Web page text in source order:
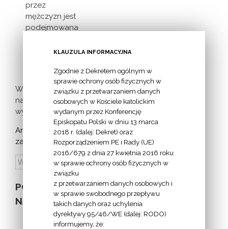
przez
mężczyzn jest
podejmowana
milczącej [...]
Więcej
nadchodzących
wydarzeń >
Archiwum
zapowiedzi:
POZOSTAŁE
NA STRONIE
KLAUZULA INFORMACYJNA
Zgodnie z Dekretem ogólnym w
sprawie ochrony osób fizycznych w
związku z przetwarzaniem danych
osobowych w Kościele katolickim
wydanym przez Konferencję
Episkopatu Polski w dniu 13 marca
2018 r. (dalej: Dekret) oraz
Rozporządzeniem PE i Rady (UE)
2016/679 z dnia 27 kwietnia 2016 roku
w sprawie ochrony osób fizycznych w
związku
z przetwarzaniem danych osobowych i
w sprawie swobodnego przepływu
takich danych oraz uchylenia
dyrektywy 95/46/WE (dalej: RODO)
informujemy, że: